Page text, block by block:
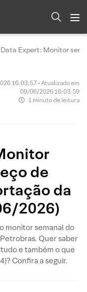
Data Expert: Monitor
16:03:57 • Atualizado em
09/06/2026 16:03:59
1 minuto de leitura
de
da
2026)
monitor semanal do
Quer saber
e também o que
Confira a seguir.